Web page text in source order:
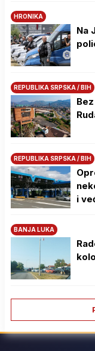
HRONIKA
Na
REPUBLIKA SRPSKA / BIH
REPUBLIKA SRPSKA / BIH
i
BANJA LUKA